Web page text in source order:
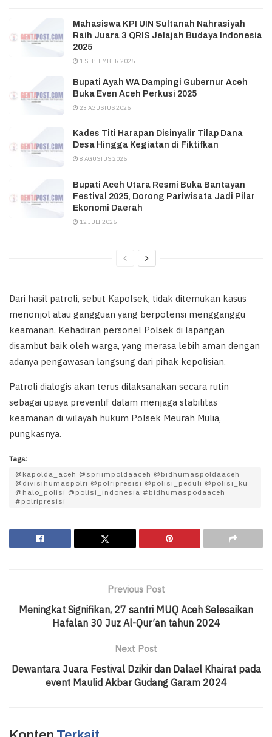
Mahasiswa KPI UIN Sultanah Nahrasiyah
Raih Juara 3 QRIS Jelajah Budaya Indonesia
2025
1 SEPTEMBER 2025
Bupati Ayah WA Dampingi Gubernur Aceh
Buka Even Aceh Perkusi 2025
23 AGUSTUS 2025
Kades Titi Harapan Disinyalir Tilap Dana
Desa Hingga Kegiatan di Fiktifkan
8 AGUSTUS 2025
Bupati Aceh Utara Resmi Buka Bantayan
Festival 2025, Dorong Pariwisata Jadi Pilar
Ekonomi Daerah
12 JULI 2025
Dari hasil patroli, sebut Kapolsek, tidak ditemukan kasus
menonjol atau gangguan yang berpotensi mengganggu
keamanan. Kehadiran personel Polsek di lapangan
disambut baik oleh warga, yang merasa lebih aman dengan
adanya pengawasan langsung dari pihak kepolisian.
Patroli dialogis akan terus dilaksanakan secara rutin
sebagai upaya preventif dalam menjaga stabilitas
keamanan di wilayah hukum Polsek Meurah Mulia,
pungkasnya.
Tags:
@kapolda_aceh @spriimpoldaaceh @bidhumaspoldaaceh
@divisihumaspolri @polripresisi @polisi_peduli @polisi_ku
@halo_polisi @polisi_indonesia #bidhumaspodaaceh
#polripresisi
Previous Post
Meningkat Signifikan, 27 santri MUQ Aceh Selesaikan
Hafalan 30 Juz Al-Qur’an tahun 2024
Next Post
Dewantara Juara Festival Dzikir dan Dalael Khairat pada
event Maulid Akbar Gudang Garam 2024